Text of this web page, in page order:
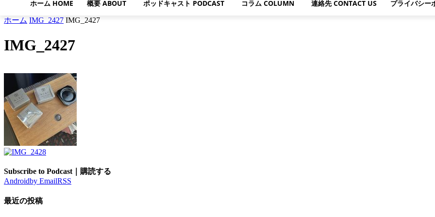
ホーム HOME 概要 ABOUT ポッドキャスト PODCAST コラム COLUMN 連絡先 CONTACT US プライバシー
ホーム IMG_2427 IMG_2427
IMG_2427
Subscribe to Podcast｜購読する
Androidby EmailRSS
最近の投稿